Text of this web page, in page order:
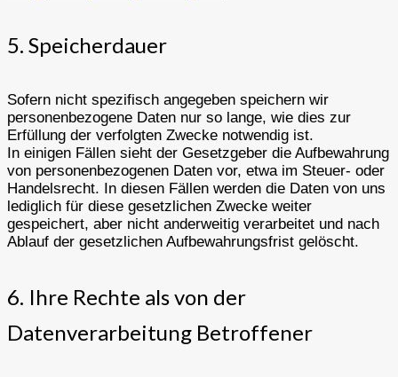
5. Speicherdauer
Sofern nicht spezifisch angegeben speichern wir
personenbezogene Daten nur so lange, wie dies zur
Erfüllung der verfolgten Zwecke notwendig ist.
In einigen Fällen sieht der Gesetzgeber die Aufbewahrung
von personenbezogenen Daten vor, etwa im Steuer- oder
Handelsrecht. In diesen Fällen werden die Daten von uns
lediglich für diese gesetzlichen Zwecke weiter
gespeichert, aber nicht anderweitig verarbeitet und nach
Ablauf der gesetzlichen Aufbewahrungsfrist gelöscht.
6. Ihre Rechte als von der
Datenverarbeitung Betroffener